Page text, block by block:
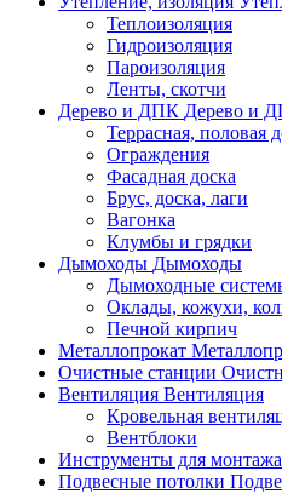
Теплоизоляция
Гидроизоляция
Пароизоляция
Ленты, скотчи
Дерево и ДПК Дерево и
Террасная, половая
Ограждения
Фасадная доска
Брус, доска, лаги
Вагонка
Клумбы и грядки
Дымоходы Дымоходы
Дымоходные
Оклады, кожухи,
Печной кирпич
Металлопрокат
Очистные станции
Вентиляция Вентиляция
Кровельная
Вентблоки
Инструменты для монтажа
Подвесные потолки